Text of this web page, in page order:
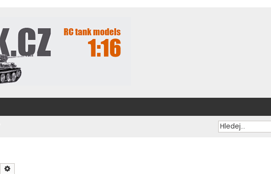
Hledat